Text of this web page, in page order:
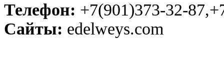
Телефон: +7(901)373-32-
Сайты: edelweys.com